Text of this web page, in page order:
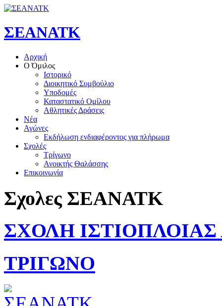
ΣΕΑΝΑΤΚ
Αρχική
Ο Όμιλος
Ιστορικό
Διοικητικό Συμβούλιο
Υποδομές
Καταστατικό Ομίλου
Αθλητικές Δράσεις
Νέα
Αγώνες
Εκδήλωση ενδιαφέροντος για πλήρωμα
Σχολές
Τρίγωνο
Ανοικτής Θαλάσσης
Επικοινωνία
Σχολες ΣΕΑΝΑΤΚ
ΣΧΟΛΗ ΙΣΤΙΟΠΛΟΙΑΣ
ΤΡΙΓΩΝΟ